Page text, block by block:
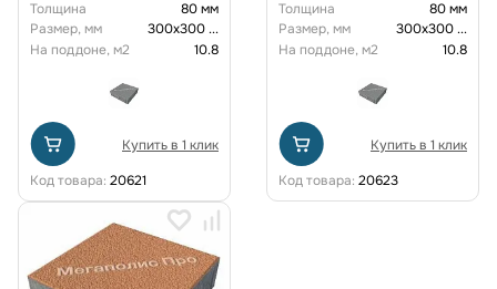
Толщина
80 мм
Размер, мм
300х300...
На поддоне, м2
10.8
Купить в 1 клик
Код товара: 20621
Толщина
80 мм
Размер, мм
300х300...
На поддоне, м2
10.8
Купить в 1 клик
Код товара: 20623